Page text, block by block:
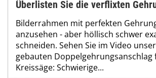
Überlisten Sie die verflixten
Bilderrahmen mit perfekten
anzusehen - aber höllisch schwer
schneiden. Sehen Sie im Video
gebauten Doppelgehrungsanschlag
Kreissäge: Schwierige...